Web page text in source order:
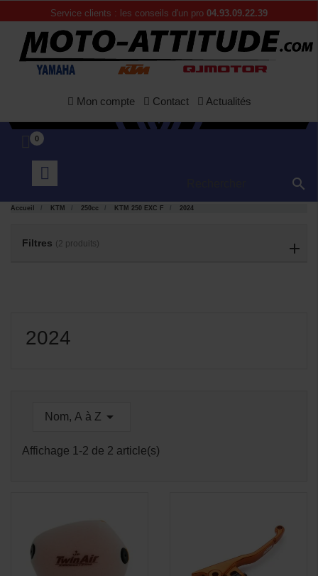
Service clients : les conseils d'un pro 04.93.09.22.39
Mon compte Contact Actualités
0

Accueil KTM 250cc KTM 250 EXC F 2024
Filtres (2 produits)
2024
Nom, A à Z 
Affichage 1-2 de 2 article(s)